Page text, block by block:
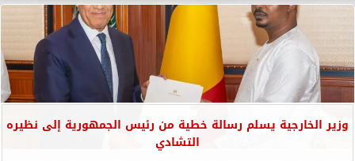
وزير الخارجية يسلم رسالة خطية من رئيس الجمهورية إلى نظيره
التشادي